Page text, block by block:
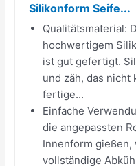
Silikonform Seife...
Qualitätsmaterial:
hochwertigem
ist gut gefertigt.
und zäh, das nicht
fertige...
Einfache
die angepassten
Innenform gießen,
vollständige